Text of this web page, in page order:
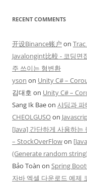
RECENT COMMENTS
开设Binance账户 on
Javalongint比較 - 코딩면
주 쓰이는 형변환
yson on Unity C# –
김대호 on Unity C# –
Sang Ik Baeon 샤딩과 파
CHEOLGUSOon
[Java] 간단하게 사용하
– StockOverFlowon
(Generate random
Bảo Toàn on Spring Boot
자바 엑셀 다운로드 예제